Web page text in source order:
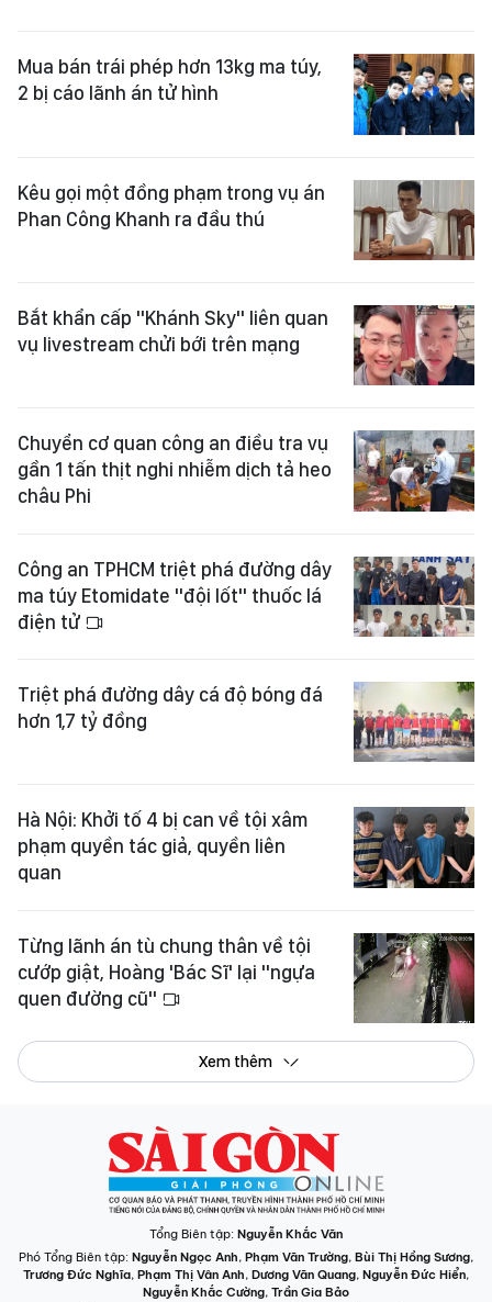
Mua bán trái phép hơn 13kg ma túy,
2 bị cáo lãnh án tử hình
Kêu gọi một đồng phạm trong vụ án
Phan Công Khanh ra đầu thú
Bắt khẩn cấp "Khánh Sky" liên quan
vụ livestream chửi bới trên mạng
Chuyển cơ quan công an điều tra vụ
gần 1 tấn thịt nghi nhiễm dịch tả heo
châu Phi
Công an TPHCM triệt phá đường dây
ma túy Etomidate "đội lốt" thuốc lá
điện tử
Triệt phá đường dây cá độ bóng đá
hơn 1,7 tỷ đồng
Hà Nội: Khởi tố 4 bị can về tội xâm
phạm quyền tác giả, quyền liên
quan
Từng lãnh án tù chung thân về tội
cướp giật, Hoàng 'Bác Sĩ' lại "ngựa
quen đường cũ"
Xem thêm
Tổng Biên tập: Nguyễn Khắc Văn
Phó Tổng Biên tập: Nguyễn Ngọc Anh, Phạm Văn Trường, Bùi Thị Hồng Sương,
Trương Đức Nghĩa, Phạm Thị Vân Anh, Dương Văn Quang, Nguyễn Đức Hiển,
Nguyễn Khắc Cường, Trần Gia Bảo